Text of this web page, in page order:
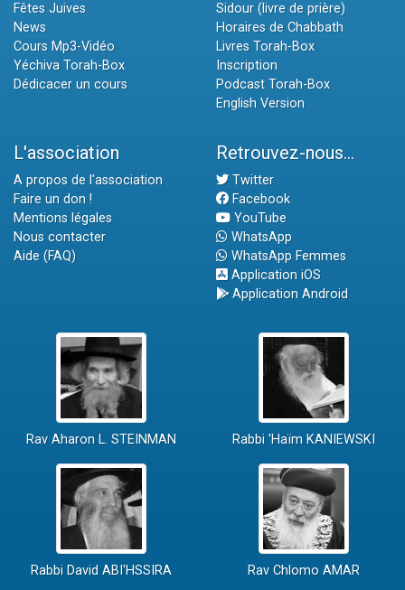
Fêtes Juives
News
Cours Mp3-Vidéo
Yéchiva Torah-Box
Dédicacer un cours
Sidour (livre de prière)
Horaires de Chabbath
Livres Torah-Box
Inscription
Podcast Torah-Box
English Version
L'association
A propos de l'association
Faire un don !
Mentions légales
Nous contacter
Aide (FAQ)
Retrouvez-nous...
Twitter
Facebook
YouTube
WhatsApp
WhatsApp Femmes
Application iOS
Application Android
Rav Aharon L. STEINMAN Rabbi 'Haïm KANIEWSKI
Rabbi David ABI'HSSIRA Rav Chlomo AMAR